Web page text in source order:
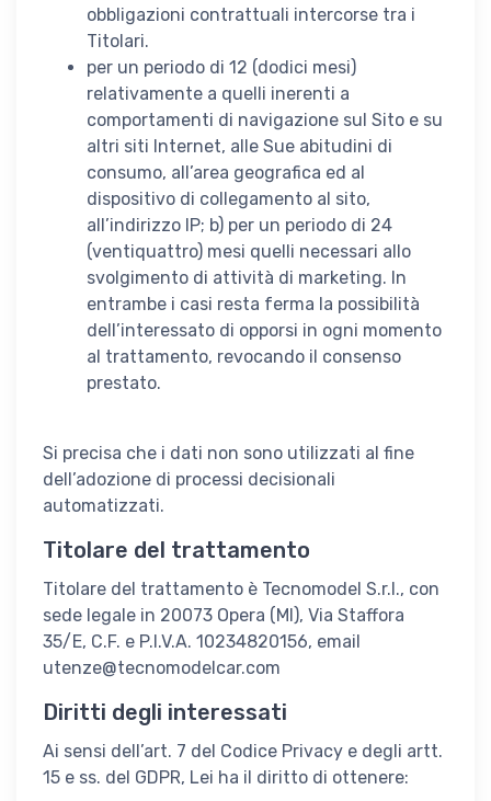
obbligazioni contrattuali intercorse tra i
Titolari.
per un periodo di 12 (dodici mesi)
relativamente a quelli inerenti a
comportamenti di navigazione sul Sito e su
altri siti Internet, alle Sue abitudini di
consumo, all’area geografica ed al
dispositivo di collegamento al sito,
all’indirizzo IP; b) per un periodo di 24
(ventiquattro) mesi quelli necessari allo
svolgimento di attività di marketing. In
entrambe i casi resta ferma la possibilità
dell’interessato di opporsi in ogni momento
al trattamento, revocando il consenso
prestato.
Si precisa che i dati non sono utilizzati al fine
dell’adozione di processi decisionali
automatizzati.
Titolare del trattamento
Titolare del trattamento è Tecnomodel S.r.l., con
sede legale in 20073 Opera (MI), Via Staffora
35/E, C.F. e P.I.V.A. 10234820156, email
utenze@tecnomodelcar.com
Diritti degli interessati
Ai sensi dell’art. 7 del Codice Privacy e degli artt.
15 e ss. del GDPR, Lei ha il diritto di ottenere: